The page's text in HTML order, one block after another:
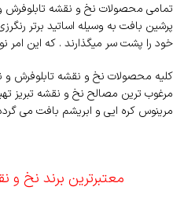
تمامی محصولات نخ و نقشه تابلوفرش
پرشین بافت به وسیله اساتید برتر
خود را پشت سر میگذارند . که این امر
کلیه محصولات نخ و نقشه تابلوفرش و
مرغوب ترین مصالح نخ و نقشه تبریز
مرینوس کره ایی و ابریشم بافت می
معتبرترین برند نخ و